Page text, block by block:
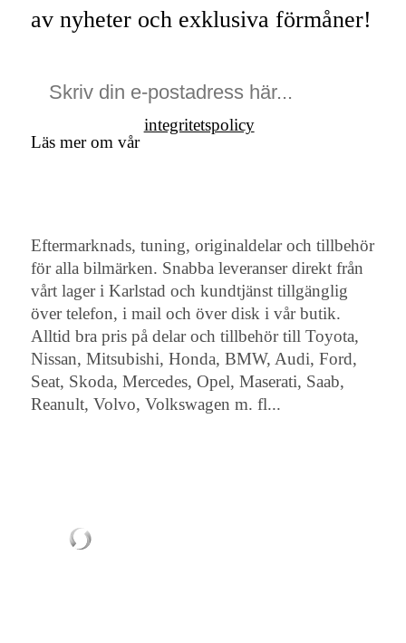
av nyheter och exklusiva förmåner!
Läs mer om vår
integritetspolicy
Eftermarknads, tuning, originaldelar och tillbehör
för alla bilmärken. Snabba leveranser direkt från
vårt lager i Karlstad och kundtjänst tillgänglig
över telefon, i mail och över disk i vår butik.
Alltid bra pris på delar och tillbehör till Toyota,
Nissan, Mitsubishi, Honda, BMW, Audi, Ford,
Seat, Skoda, Mercedes, Opel, Maserati, Saab,
Reanult, Volvo, Volkswagen m. fl...